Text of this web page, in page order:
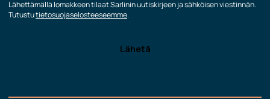
Lähettämällä lomakkeen tilaat Sarlinin uutiskirjeen ja sähköisen viestinnän.
Tutustutietosuojaselosteeseemme.